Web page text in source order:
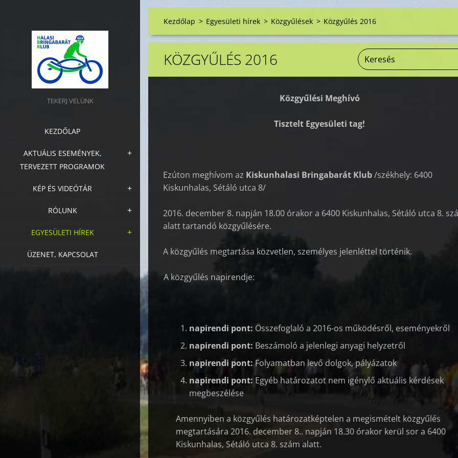
TEKERJ VELÜNK
KEZDŐLAP
AKTUÁLIS ESEMÉNYEK,
TERVEZETT PROGRAMOK
KÉP ÉS VIDEÓTÁR
RÓLUNK
EGYESÜLETI HÍREK
ÜZENET, KAPCSOLAT
Kezdőlap > Egyesületi hírek > Közgyűlések > Közgyűlés 2016
KÖZGYŰLÉS 2016
Közgyűlési Meghívó
Tisztelt Egyesületi tag!
Ezúton meghívom az Kiskunhalasi Bringabarát Klub/székhely: 6400
Kiskunhalas, Sétáló utca 8/
2016. december 8. napján 18.00 órakor a 6400 Kiskunhalas, Sétáló utca 8.
alatt tartandó közgyűlésére.
A közgyűlés megtartása közvetlen, személyes jelenléttel történik.
A közgyűlés napirendje:
napirendi pont: Összefoglaló a 2016-os működésről, eseményekről
napirendi pont: Beszámoló a jelenlegi anyagi helyzetről
napirendi pont:Folyamatban levő dolgok, pályázatok
napirendi pont:Egyéb határozatot nem igénylő aktuális kérdések
megbeszélése
Amennyiben a közgyűlés határozatképtelen a megismételt közgyűlés
megtartására 2016. december 8.. napján 18.30 órakor kerül sor a 6400
Kiskunhalas, Sétáló utca 8. szám alatt.